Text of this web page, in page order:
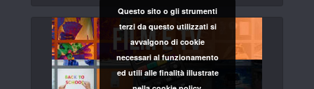
Questo sito o gli strumenti
terzi da questo utilizzati si
avvalgono di cookie
necessari al funzionamento
ed utili alle finalità illustrate